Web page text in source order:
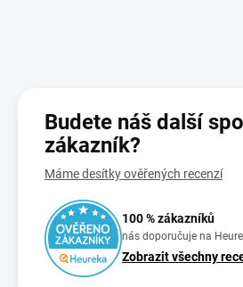
Budete náš další
zákazník?
Máme desítky ověřených recenzí
100 % zákazníků
nás doporučuje na
Zobrazit všechny